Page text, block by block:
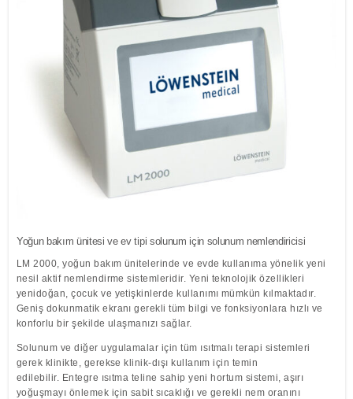
Löwenstein Medical Manufacturing
Löwenstein Medical Technology
Löwenstein Medical Innovation
Nemlendiriciler
Klinik Maskeler
Polisomnografi
Compliance
Yoğun bakım ünitesi ve ev tipi solunum için solunum nemlendiricisi
LM 2000, yoğun bakım ünitelerinde ve evde kullanıma yönelik yeni
nesil aktif nemlendirme sistemleridir. Yeni teknolojik özellikleri
yenidoğan, çocuk ve yetişkinlerde kullanımı mümkün kılmaktadır.
Geniş dokunmatik ekranı gerekli tüm bilgi ve fonksiyonlara hızlı ve
konforlu bir şekilde ulaşmanızı sağlar.
Solunum ve diğer uygulamalar için tüm ısıtmalı terapi sistemleri
gerek klinikte, gerekse klinik-dışı kullanım için temin
edilebilir. Entegre ısıtma teline sahip yeni hortum sistemi, aşırı
yoğuşmayı önlemek için sabit sıcaklığı ve gerekli nem oranını